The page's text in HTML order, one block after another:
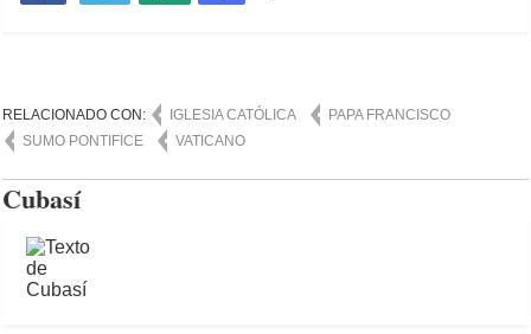
RELACIONADO CON: IGLESIA CATÓLICA
PAPA FRANCISCO
SUMO PONTIFICE
VATICANO
Cubasí